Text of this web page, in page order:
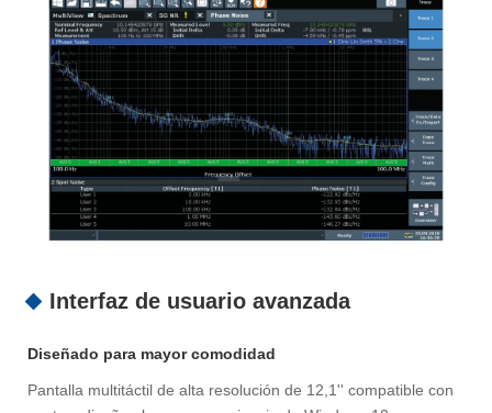
Interfaz de usuario avanzada
Diseñado para mayor comodidad
Pantalla multitáctil de alta resolución de 12,1'' compatible con